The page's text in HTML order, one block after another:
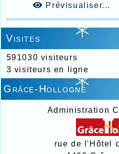
Visites
591030 visiteurs
3 visiteurs en ligne
Grâce-Hollogne
Administration
rue de l'Hôtel
Prévisualiser...